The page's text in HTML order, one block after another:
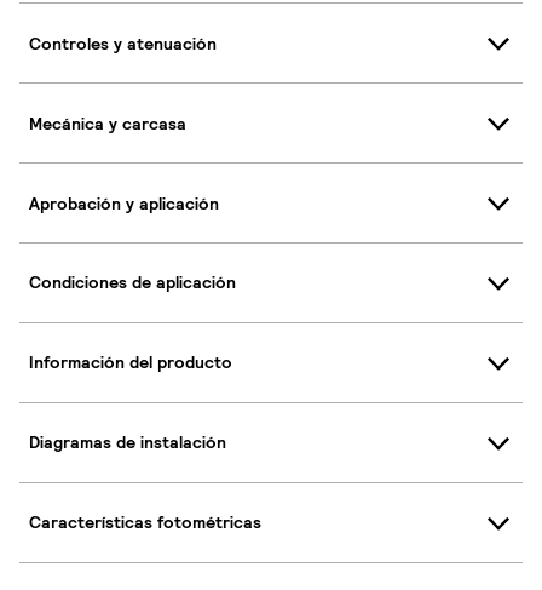
Controles y atenuación
Mecánica y carcasa
Aprobación y aplicación
Condiciones de aplicación
Información del producto
Diagramas de instalación
Características fotométricas